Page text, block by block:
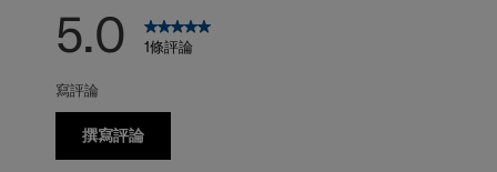
5.0 1條評論
寫評論
撰寫評論